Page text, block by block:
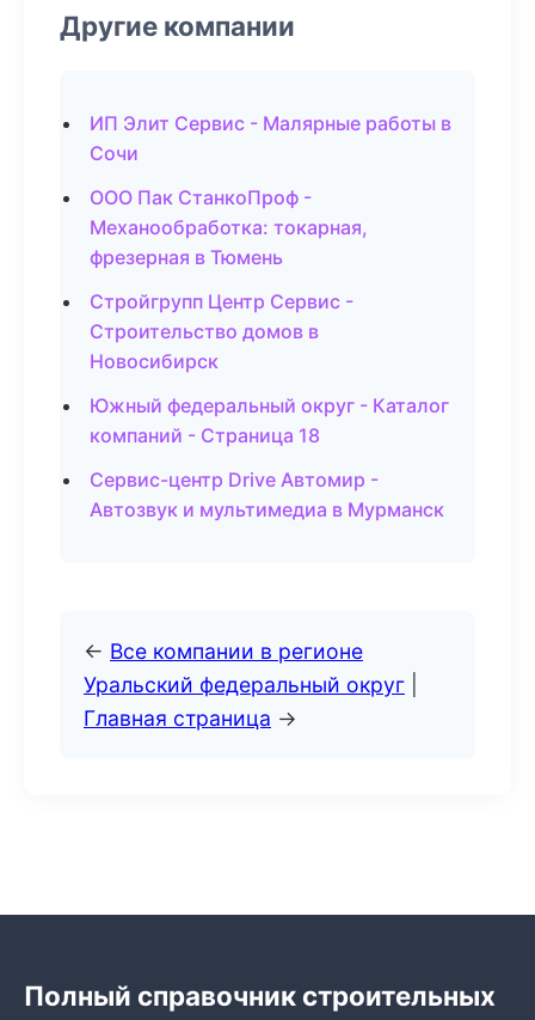
Другие компании
ИП Элит Сервис - Малярные работы в
Сочи
ООО Пак СтанкоПроф -
Механообработка: токарная,
фрезерная в Тюмень
Стройгрупп Центр Сервис -
Строительство домов в
Новосибирск
Южный федеральный округ - Каталог
компаний - Страница 18
Сервис-центр Drive Автомир -
Автозвук и мультимедиа в Мурманск
← Все компании в регионе
Уральский федеральный округ
Главная страница →
Полный справочник строительных